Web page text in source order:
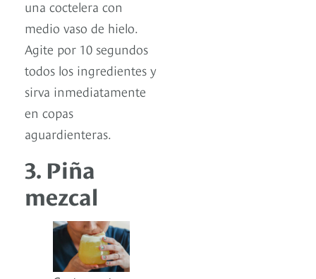
una coctelera con
medio vaso de hielo.
Agite por 10 segundos
todos los ingredientes y
sirva inmediatamente
en copas
aguardienteras.
3. Piña
mezcal